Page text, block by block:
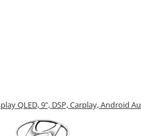
QLED, 9", DSP, Carplay, Android